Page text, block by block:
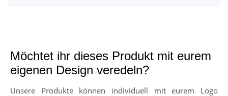
Möchtet ihr dieses Produkt mit eurem
eigenen Design veredeln?
Unsere Produkte können individuell mit eurem Logo